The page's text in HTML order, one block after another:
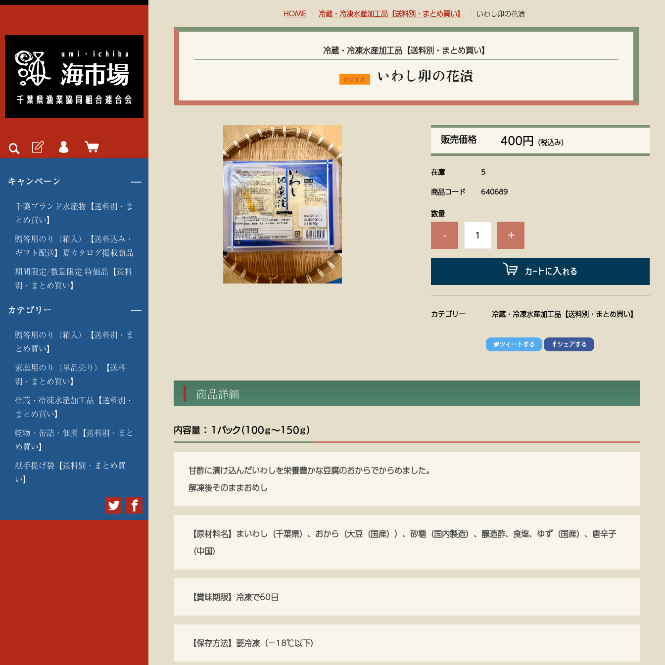
キャンペーン
千葉ブランド水産物【送料別・ま
とめ買い】
贈答用のり（箱入）【送料込み・
ギフト配送】夏カタログ掲載商品
期間限定/数量限定 特価品【送料
別・まとめ買い】
カテゴリー
贈答用のり（箱入）【送料別・ま
とめ買い】
家庭用のり（単品売り）【送料
別・まとめ買い】
冷蔵・冷凍水産加工品【送料別・
まとめ買い】
乾物・缶詰・佃煮【送料別・まと
め買い】
紙手提げ袋【送料別・まとめ買
い】
HOME 冷蔵・冷凍水産加工品【送料別・まとめ買い】 いわし卯の花漬
冷蔵・冷凍水産加工品【送料別・まとめ買い】
いわし卯の花漬
販売価格 400円 （税込み）
在庫
5
商品コード
640689
数量
- +
カートに入れる
カテゴリー 冷蔵・冷凍水産加工品【送料別・まとめ買い】
ツイートする シェアする
商品詳細
内容量 ： 1パック（100ｇ～150ｇ）
甘酢に漬け込んだいわしを栄養豊かな豆腐のおからでからめました。
解凍後そのままおめし
【原材料名】まいわし（千葉県）、おから（大豆（国産））、砂糖（国内製造）、醸造酢、食塩、ゆず（国産）、唐辛子
（中国）
【賞味期限】冷凍で60日
【保存方法】要冷凍（−18℃以下）